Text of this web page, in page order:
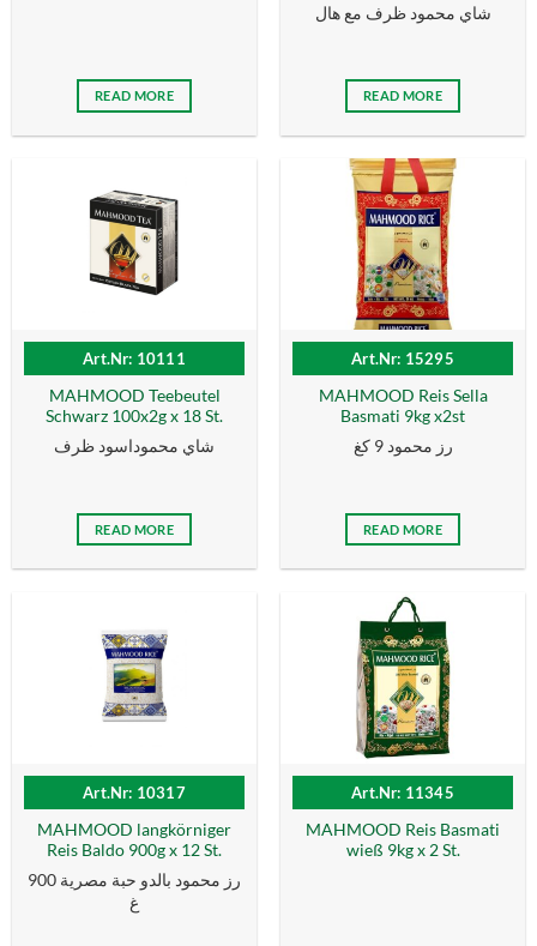
READ MORE
شاي محمود ظرف مع هال
READ MORE
Art.Nr: 10111
MAHMOOD Teebeutel
Schwarz 100x2g x 18 St.
شاي محموداسود ظرف
READ MORE
Art.Nr: 15295
MAHMOOD Reis Sella
Basmati 9kg x2st
رز محمود 9 كغ
READ MORE
Art.Nr: 10317
MAHMOOD langkörniger
Reis Baldo 900g x 12 St.
رز محمود بالدو حبة مصرية 900
غ
Art.Nr: 11345
MAHMOOD Reis Basmati
wieß 9kg x 2 St.